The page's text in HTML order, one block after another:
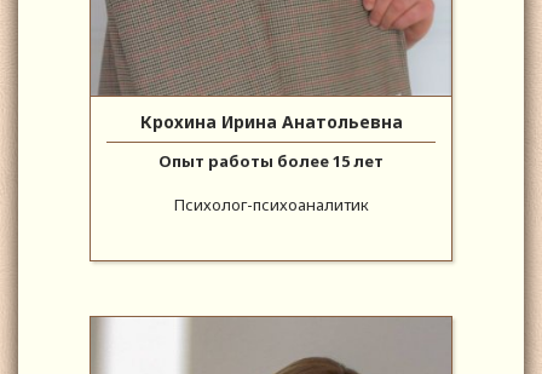
Крохина Ирина Анатольевна
Опыт работы более 15 лет
Психолог-психоаналитик